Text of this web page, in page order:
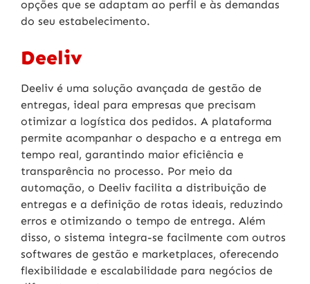
opções que se adaptam ao perfil e às demandas
do seu estabelecimento.
Deeliv
Deeliv é uma solução avançada de gestão de
entregas, ideal para empresas que precisam
otimizar a logística dos pedidos. A plataforma
permite acompanhar o despacho e a entrega em
tempo real, garantindo maior eficiência e
transparência no processo. Por meio da
automação, o Deeliv facilita a distribuição de
entregas e a definição de rotas ideais, reduzindo
erros e otimizando o tempo de entrega. Além
disso, o sistema integra-se facilmente com outros
softwares de gestão e marketplaces, oferecendo
flexibilidade e escalabilidade para negócios de